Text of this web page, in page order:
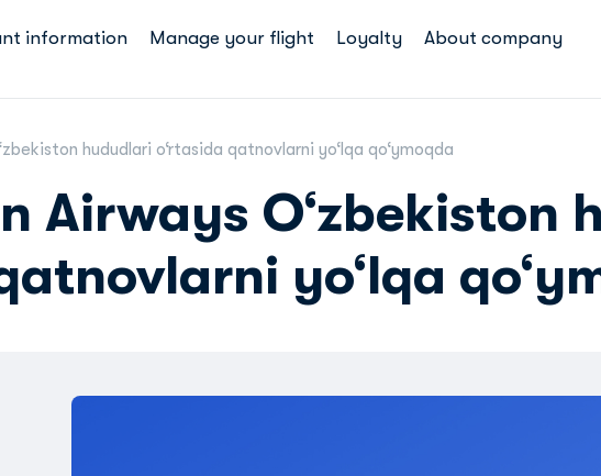
information Manage your flight Loyalty About company
hududlari o‘rtasida qatnovlarni yo‘lqa qo‘ymoqda
Airways O‘zbekiston
yo‘lqa